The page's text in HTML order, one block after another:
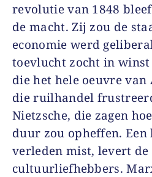
revolutie van 1848
de macht. Zij zou de
economie werd
toevlucht zocht in
die het hele oeuvre
die ruilhandel
Nietzsche, die zagen
duur zou opheffen.
verleden mist, levert de
cultuurliefhebbers.